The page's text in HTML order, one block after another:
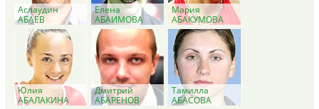
Аслаудин
АБАЕВ
Елена
АБАИМОВА
Мария
АБАКУМОВА
Юлия
АБАЛАКИНА
Дмитрий
АБАРЕНОВ
Тамилла
АБАСОВА